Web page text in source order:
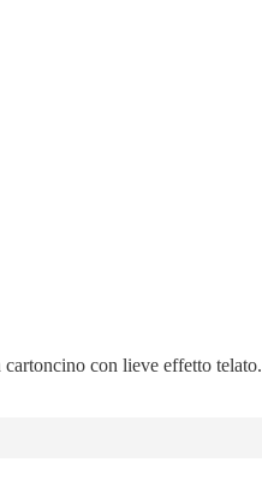
con lieve effetto telato.